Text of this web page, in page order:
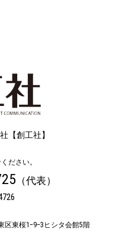
【創工社】
ださい。
（代表）
区東桜1ｰ9ｰ3ヒシタ会館5階